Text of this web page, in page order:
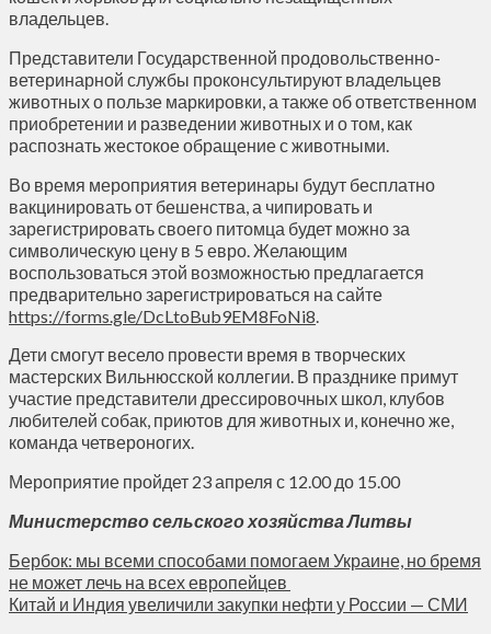
владельцев.
Представители Государственной продовольственно-
ветеринарной службы проконсультируют владельцев
животных о пользе маркировки, а также об ответственном
приобретении и разведении животных и о том, как
распознать жестокое обращение с животными.
Во время мероприятия ветеринары будут бесплатно
вакцинировать от бешенства, а чипировать и
зарегистрировать своего питомца будет можно за
символическую цену в 5 евро. Желающим
воспользоваться этой возможностью предлагается
предварительно зарегистрироваться на сайте
https://forms.gle/DcLtoBub9EM8FoNi8.
Дети смогут весело провести время в творческих
мастерских Вильнюсской коллегии. В празднике примут
участие представители дрессировочных школ, клубов
любителей собак, приютов для животных и, конечно же,
команда четвероногих.
Мероприятие пройдет 23 апреля с 12.00 до 15.00
Министерство сельского хозяйстваЛитвы
Бербок: мы всеми способами помогаем Украине, но бремя
не может лечь на всех европейцев
Китай и Индия увеличили закупки нефти у России — СМИ